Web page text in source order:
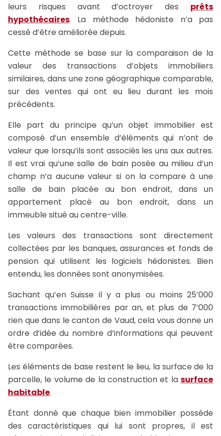
leurs risques avant d’octroyer des prêts
hypothécaires. La méthode hédoniste n’a pas
cessé d’être améliorée depuis.
Cette méthode se base sur la comparaison de la
valeur des transactions d’objets immobiliers
similaires, dans une zone géographique comparable,
sur des ventes qui ont eu lieu durant les mois
précédents.
Elle part du principe qu’un objet immobilier est
composé d’un ensemble d’éléments qui n’ont de
valeur que lorsqu’ils sont associés les uns aux autres.
Il est vrai qu’une salle de bain posée au milieu d’un
champ n’a aucune valeur si on la compare à une
salle de bain placée au bon endroit, dans un
appartement placé au bon endroit, dans un
immeuble situé au centre-ville.
Les valeurs des transactions sont directement
collectées par les banques, assurances et fonds de
pension qui utilisent les logiciels hédonistes. Bien
entendu, les données sont anonymisées.
Sachant qu’en Suisse il y a plus ou moins 25’000
transactions immobilières par an, et plus de 7’000
rien que dans le canton de Vaud, cela vous donne un
ordre d’idée du nombre d’informations qui peuvent
être comparées.
Les éléments de base restent le lieu, la surface de la
parcelle, le volume de la construction et la surface
habitable.
Étant donné que chaque bien immobilier possède
des caractéristiques qui lui sont propres, il est